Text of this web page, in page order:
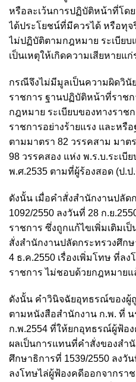
หรือละเว้นการปฏิบัติหน้าที่โด
ได้ประโยชน์ที่มีควรได้ หรือทุ
ไม่ปฏิบัติตามกฎหมาย ระเบีย
เป็นเหตุให้เกิดความเสียหายแ
กรณีจึงไม่มีมูลเป็นความผิดวินั
ราชการ ฐานปฏิบัติหน้าที่ราชก
กฎหมาย ระเบียบของทางราช
ราชการอย่างร้ายแรง และหรื
ตามมาตรา 82 วรรคสาม มาต
98 วรรคสอง แห่ง พ.ร.บ.ระเบี
พ.ศ.2535 ตามที่ผู้ร้องสอด (ป.
ดังนั้น เมื่อคำสั่งสำนักงานปลัด
1092/2550 ลงวันที่ 28 ก.ย
ราชการ ซึ่งถูกแก้ไขเพิ่มเติมเ
สั่งสำนักงานปลัดกระทรวงศึก
4 ธ.ค.2550 เรื่องเพิ่มโทษ ที่ล
ราชการ ไม่ชอบด้วยกฎหมายแ
ดังนั้น คำวินิจฉัยอุทธรณ์ของผู้
ตามหนังสือสำนักงาน ก.พ. ที่ น
ก.พ.2554 ที่ให้ยกอุทธรณ์ผู้ฟ้อ
ผลเป็นการแทนที่คำสั่งของสำ
ศึกษาธิการที่ 1539/2550 ลงวั
ลงโทษไล่ผู้ฟ้องคดีออกจากรา